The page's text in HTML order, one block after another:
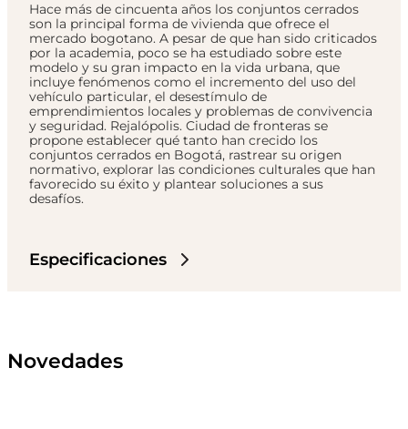
Hace más de cincuenta años los conjuntos cerrados
son la principal forma de vivienda que ofrece el
mercado bogotano. A pesar de que han sido criticados
por la academia, poco se ha estudiado sobre este
modelo y su gran impacto en la vida urbana, que
incluye fenómenos como el incremento del uso del
vehículo particular, el desestímulo de
emprendimientos locales y problemas de convivencia
y seguridad. Rejalópolis. Ciudad de fronteras se
propone establecer qué tanto han crecido los
conjuntos cerrados en Bogotá, rastrear su origen
normativo, explorar las condiciones culturales que han
favorecido su éxito y plantear soluciones a sus
desafíos.
Especificaciones
Novedades